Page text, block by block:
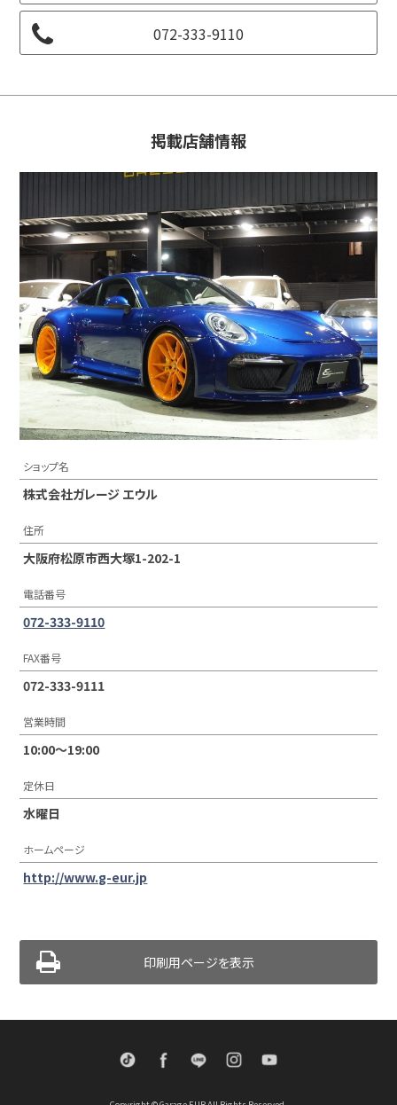
072-333-9110
掲載店舗情報
ショップ名
株式会社ガレージ エウル
住所
大阪府松原市西大塚1-202-1
電話番号
072-333-9110
FAX番号
072-333-9111
営業時間
10:00〜19:00
定休日
水曜日
ホームページ
http://www.g-eur.jp
印刷用ページを表示
TikTok FacebookLINE